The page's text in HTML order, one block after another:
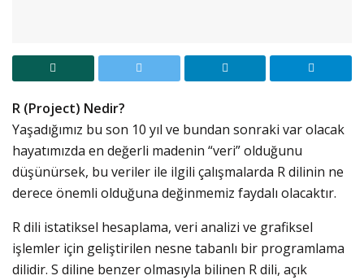
R (Project) Nedir?
Yaşadığımız bu son 10 yıl ve bundan sonraki var olacak
hayatımızda en değerli madenin “veri” olduğunu
düşünürsek, bu veriler ile ilgili çalışmalarda R dilinin ne
derece önemli olduğuna değinmemiz faydalı olacaktır.
R dili istatiksel hesaplama, veri analizi ve grafiksel
işlemler için geliştirilen nesne tabanlı bir programlama
dilidir. S diline benzer olmasıyla bilinen R dili, açık